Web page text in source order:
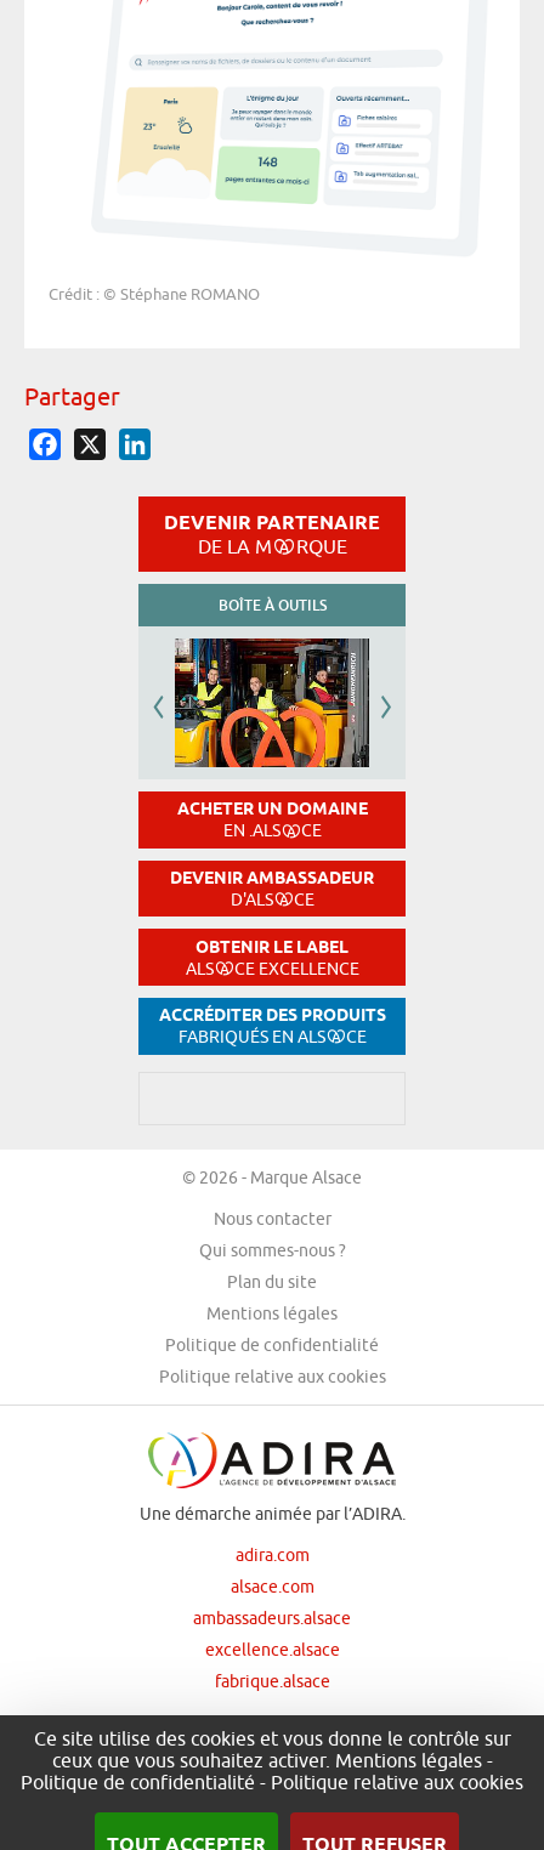
Crédit : © Stéphane ROMANO
Partager
Facebook
DEVENIR PARTENAIRE
DE LA M RQUE
BOÎTE À OUTILS
ACHETER UN DOMAINE
EN .ALS CE
DEVENIR AMBASSADEUR
D'ALS CE
OBTENIR LE LABEL
ALS CE EXCELLENCE
ACCRÉDITER DES PRODUITS
FABRIQUÉS EN ALS CE
© 2026 - Marque Alsace
Nous contacter
Qui sommes-nous ?
Plan du site
Mentions légales
Politique de confidentialité
Politique relative aux cookies
Une démarche animée par l’ADIRA.
adira.com
alsace.com
ambassadeurs.alsace
excellence.alsace
fabrique.alsace
Nos principaux financeurs
Ce site utilise des cookies et vous donne le contrôle sur
ceux que vous souhaitez activer. Mentions légales-
Politique de confidentialité - Politique relative aux cookies